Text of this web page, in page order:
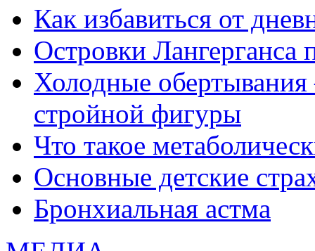
Как избавиться от
Островки
Холодные обертывания
стройной фигуры
Что такое
Основные детские
Бронхиальная астма